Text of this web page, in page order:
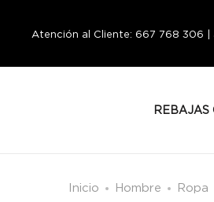
Atención al Cliente: 667 768 306
REBAJAS
Inicio Hombre Ropa